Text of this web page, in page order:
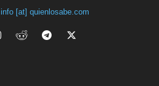
info [at] quienlosabe.com